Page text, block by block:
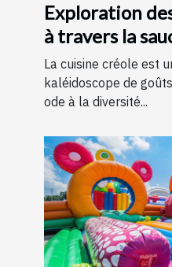
Exploration
à travers la
La cuisine créole est
kaléidoscope de
ode à la diversité...